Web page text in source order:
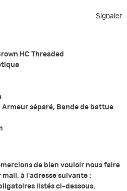
Signaler
HC Threaded
séparé, Bande de battue
de bien vouloir nous faire
à l'adresse suivante :
listés ci-dessous.